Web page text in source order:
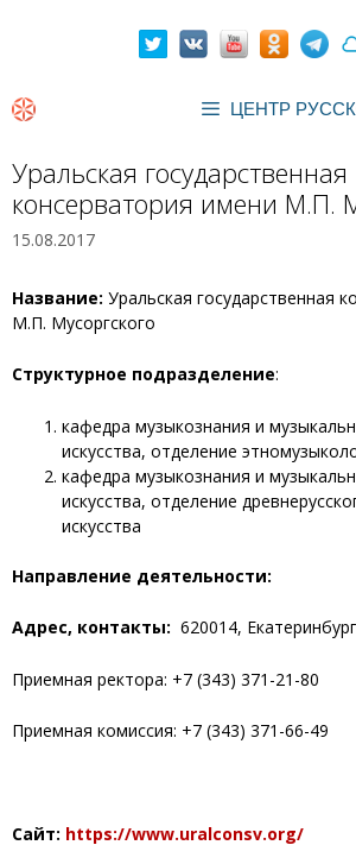
ЦЕНТР
Уральская государственная
консерватория имени М.П.
15.08.2017
Название: Уральская государственная
М.П. Мусоргского
Структурное подразделение:
кафедра музыкознания и
искусства, отделение
кафедра музыкознания и
искусства, отделение
искусства
Направление деятельности:
Адрес, контакты: 620014,
Приемная ректора: +7 (343) 371-21-80
Приемная комиссия: +7 (343) 371-66-49
Сайт: https://www.uralconsv.org/